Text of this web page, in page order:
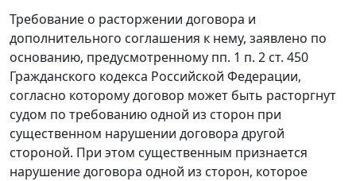
Требование о расторжении договора и
дополнительного соглашения к нему, заявлено по
основанию, предусмотренному пп. 1 п. 2 ст. 450
Гражданского кодекса Российской Федерации,
согласно которому договор может быть расторгнут
судом по требованию одной из сторон при
существенном нарушении договора другой
стороной. При этом существенным признается
нарушение договора одной из сторон, которое